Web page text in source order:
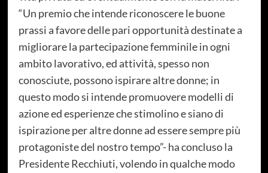
“Un premio che intende riconoscere le buone
prassi a favore delle pari opportunità destinate a
migliorare la partecipazione femminile in ogni
ambito lavorativo, ed attività, spesso non
conosciute, possono ispirare altre donne; in
questo modo si intende promuovere modelli di
azione ed esperienze che stimolino e siano di
ispirazione per altre donne ad essere sempre più
protagoniste del nostro tempo”- ha concluso la
Presidente Recchiuti, volendo in qualche modo